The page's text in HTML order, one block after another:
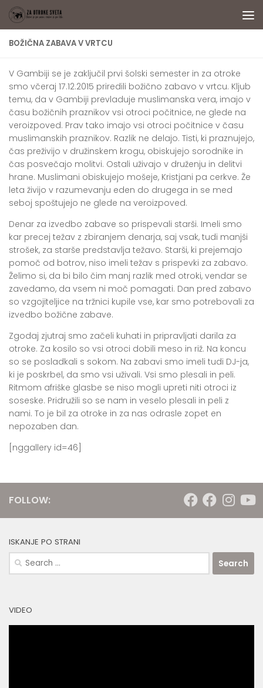
Skip to content
BOŽIČNA ZABAVA V VRTCU
V Gambiji se je zaključil prvi šolski semester in za otroke
smo včeraj 17.12.2015 priredili božično zabavo v vrtcu. Kljub
temu, da v Gambiji prevladuje muslimanska vera, imajo v
času božičnih praznikov vsi otroci počitnice, ne glede na
veroizpoved. Prav tako imajo vsi otroci počitnice v času
muslimanskih praznikov. Razlik ne delajo. Tisti, ki praznujejo,
čas preživijo v družinskem krogu, obiskujejo sorodnike in
čas posvečajo molitvi. Ostali uživajo v druženju in delitvi
hrane. Muslimani obiskujejo mošeje, Kristjani pa cerkve. Že
leta živijo v razumevanju eden do drugega in se med
seboj spoštujejo ne glede na veroizpoved.
Denar za izvedbo zabave so prispevali starši. Imeli smo
kar precej težav z zbiranjem denarja, saj vsak, tudi manjši
strošek, za starše predstavlja težavo. Starši, ki prejemajo
pomoč od botrov, niso imeli težav s prispevki za zabavo.
Želimo si, da bi bilo čim manj razlik med otroki, vendar se
zavedamo, da vsem ni moč pomagati. Dan pred zabavo
so vzgojiteljice na tržnici kupile vse, kar smo potrebovali za
izvedbo božične zabave.
Zgodaj zjutraj smo začeli kuhati in pripravljati darila za
otroke. Za kosilo so vsi otroci dobili meso in riž. Na koncu
so se posladkali s sokom. Na zabavi smo imeli tudi DJ-ja,
ki je poskrbel, da smo vsi uživali. Vsi smo plesali in peli.
Ritmom afriške glasbe se niso mogli upreti niti otroci iz
soseske. Pridružili so se nam in veselo plesali in peli z
nami. To je bil za otroke in za nas odrasle zopet en
nepozaben dan.
[nggallery id=46]
FOLLOW:
ISKANJE PO STRANI
Search
for:
VIDEO